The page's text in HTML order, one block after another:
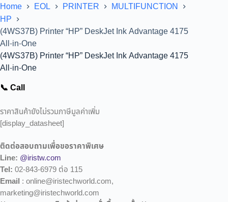
Home EOL PRINTER
MULTIFUNCTION
HP
(4WS37B) Printer “HP” DeskJet Ink Advantage 4175
All-in-One
(4WS37B) Printer “HP” DeskJet Ink Advantage 4175
All-in-One
📞 Call
ราคาสินค้ายังไม่รวมภาษีมูลค่าเพิ่ม
[display_datasheet]
ติดต่อสอบถามเพื่อขอราคาพิเศษ
Line: @iristw.com
Tel: 02-843-6979 ต่อ 115
Email : online@iristechworld.com,
marketing@iristechworld.com